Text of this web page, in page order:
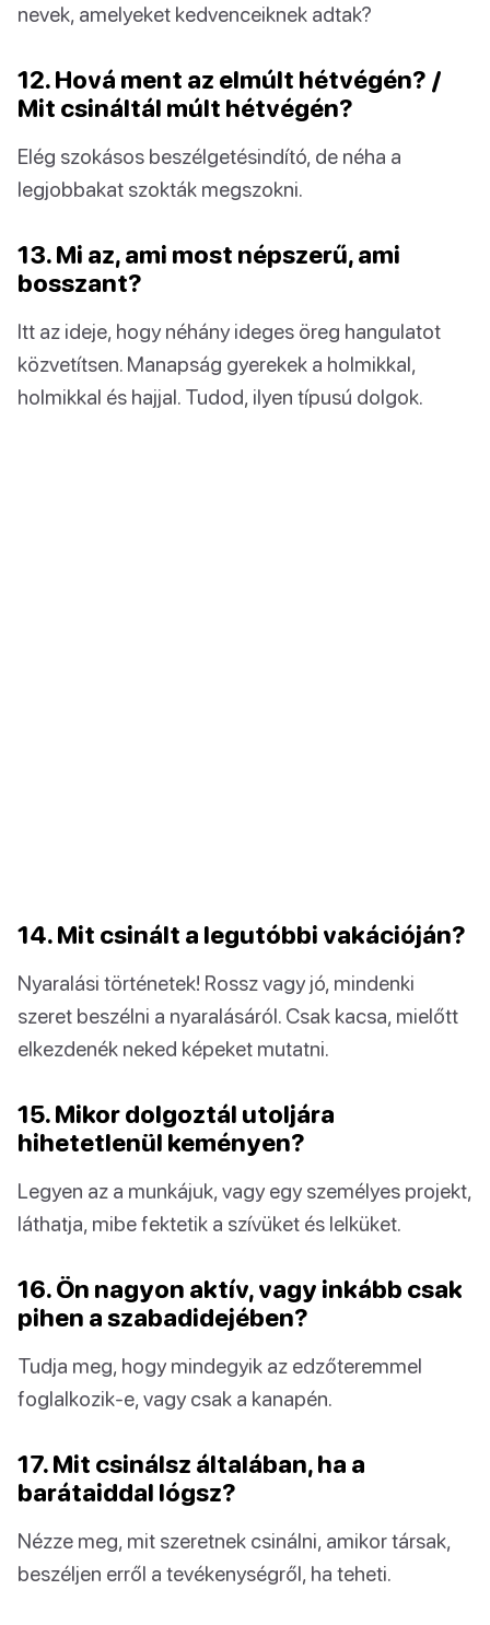
nevek, amelyeket kedvenceiknek adtak?
12. Hová ment az elmúlt hétvégén? /
Mit csináltál múlt hétvégén?
Elég szokásos beszélgetésindító, de néha a
legjobbakat szokták megszokni.
13. Mi az, ami most népszerű, ami
bosszant?
Itt az ideje, hogy néhány ideges öreg hangulatot
közvetítsen. Manapság gyerekek a holmikkal,
holmikkal és hajjal. Tudod, ilyen típusú dolgok.
14. Mit csinált a legutóbbi vakációján?
Nyaralási történetek! Rossz vagy jó, mindenki
szeret beszélni a nyaralásáról. Csak kacsa, mielőtt
elkezdenék neked képeket mutatni.
15. Mikor dolgoztál utoljára
hihetetlenül keményen?
Legyen az a munkájuk, vagy egy személyes projekt,
láthatja, mibe fektetik a szívüket és lelküket.
16. Ön nagyon aktív, vagy inkább csak
pihen a szabadidejében?
Tudja meg, hogy mindegyik az edzőteremmel
foglalkozik-e, vagy csak a kanapén.
17. Mit csinálsz általában, ha a
barátaiddal lógsz?
Nézze meg, mit szeretnek csinálni, amikor társak,
beszéljen erről a tevékenységről, ha teheti.